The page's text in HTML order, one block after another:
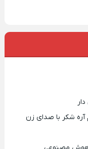
شکر با صدای زن